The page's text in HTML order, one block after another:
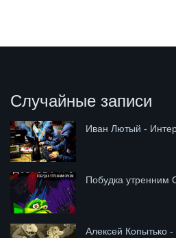
Случайные записи
Иван Лютый -
Побудка утренним
Алексей Копытько